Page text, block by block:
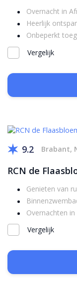
Overnacht in
Heerlijk
Onbeperkt
Vergelijk
9.2 Brabant,
RCN de
Genieten van
Overnachten
Vergelijk